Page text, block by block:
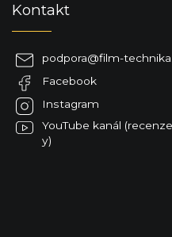
Kontakt
podpora@film-
Facebook
Instagram
YouTube kanál
y)